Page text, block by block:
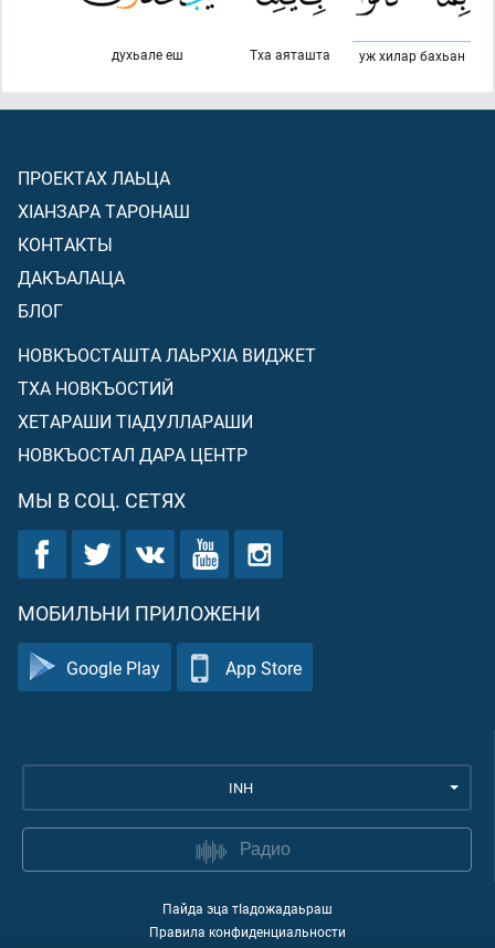
уж хилар бахьан
Тха аяташта
духьале еш
ПРОЕКТАХ ЛАЬЦА
ХIАНЗАРА ТАРОНАШ
КОНТАКТЫ
ДАКЪАЛАЦА
БЛОГ
НОВКЪОСТАШТА ЛАЬРХIА ВИДЖЕТ
ТХА НОВКЪОСТИЙ
ХЕТАРАШИ ТIАДУЛЛАРАШИ
НОВКЪОСТАЛ ДАРА ЦЕНТР
МЫ В СОЦ. СЕТЯХ
МОБИЛЬНИ ПРИЛОЖЕНИ
Google Play App Store
INH
Радио
Пайда эца тIадожадаьраш
Правила конфиденциальности